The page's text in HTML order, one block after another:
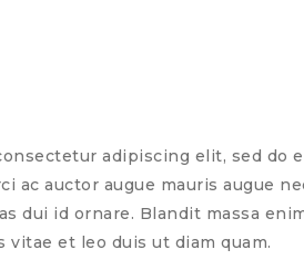
adipiscing elit, sed
ac auctor augue mauris augue
dui id ornare. Blandit massa
et leo duis ut diam quam.